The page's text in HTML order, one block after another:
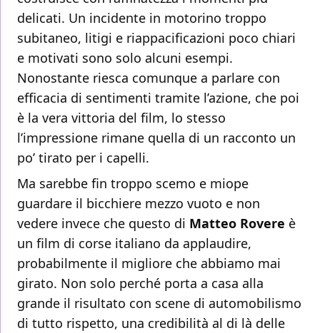
delicati. Un incidente in motorino troppo
subitaneo, litigi e riappacificazioni poco chiari
e motivati sono solo alcuni esempi.
Nonostante riesca comunque a parlare con
efficacia di sentimenti tramite l’azione, che poi
è la vera vittoria del film, lo stesso
l’impressione rimane quella di un racconto un
po’ tirato per i capelli.
Ma sarebbe fin troppo scemo e miope
guardare il bicchiere mezzo vuoto e non
vedere invece che questo di Matteo Rovere è
un film di corse italiano da applaudire,
probabilmente il migliore che abbiamo mai
girato. Non solo perché porta a casa alla
grande il risultato con scene di automobilismo
di tutto rispetto, una credibilità al di là delle